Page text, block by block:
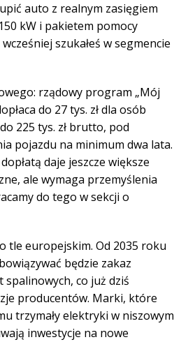
auto z realnym zasięgiem
kW i pakietem pomocy
szukałeś w segmencie
rządowy program „Mój
do 27 tys. zł dla osób
225 tys. zł brutto, pod
pojazdu na minimum dwa lata.
daje jeszcze większe
ale wymaga przemyślenia
do tego w sekcji o
tle europejskim. Od 2035 roku
będzie zakaz
co już dziś
producentów. Marki, które
trzymały elektryki w niszowym
inwestycje na nowe